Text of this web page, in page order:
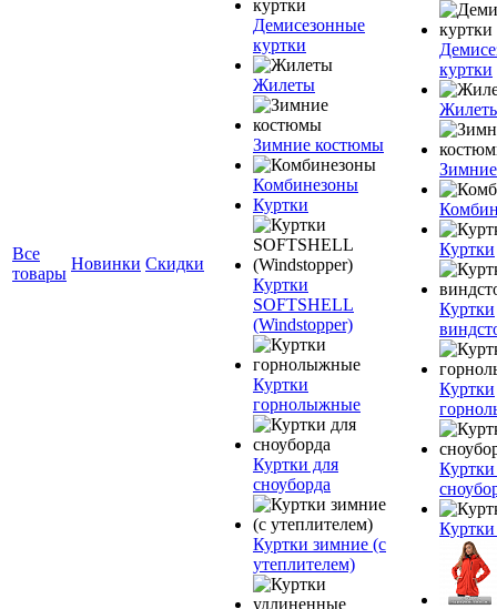
Все
товары
Новинки Скидки
Демисезонные
куртки
Жилеты
Зимние костюмы
Комбинезоны
Куртки
Куртки
SOFTSHELL
(Windstopper)
Куртки
горнолыжные
Куртки для
сноуборда
Куртки зимние (с
утеплителем)
куртки
Куртки
Куртки
Куртки
Куртки